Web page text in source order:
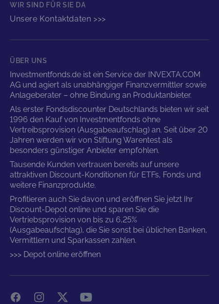
WIR SIND FÜR SIE DA
Unsere Kontaktdaten >>>
ÜBER UNS
Investmentfonds.de ist ein Service der INVEXTA.COM
AG und agiert als unabhängiger Finanzvermittler sowie
Anlageberater – ohne Bindung an Produktanbieter.
Als erster Fondsdiscounter Deutschlands bieten wir seit
1996 den Kauf von Investmentfonds ohne
Vertreibsprovision (Ausgabeaufschlag) an. Seit über 20
Jahren werden wir von Stiftung Warentest als
besonders günstiger Anbieter empfohlen.
Tausende Kunden vertrauen bereits auf unsere
attraktiven Discount-Konditionen für ETFs, Fonds und
weitere Finanzprodukte.
Profitieren auch Sie davon und eröffnen Sie jetzt Ihr
Discount-Depot online und sparen Sie die
Vertriebsprovision von bis zu 6,25%
(Ausgabeaufschlag), die Sie sonst bei üblichen Banken,
Vermittlern und Sparkassen zahlen.
>>> Depot online eröffnen
FacebookInstagram
X YouTube